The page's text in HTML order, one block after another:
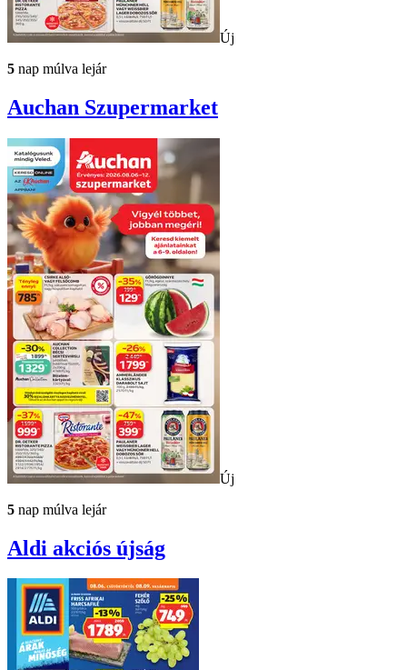
Új
5 nap múlva lejár
Auchan Szupermarket
Új
5 nap múlva lejár
Aldi akciós újság